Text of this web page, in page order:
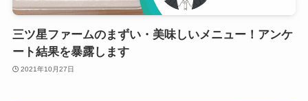
三ツ星ファームのまずい・美味しいメニュー！アンケ
ート結果を暴露します
2021年10月27日